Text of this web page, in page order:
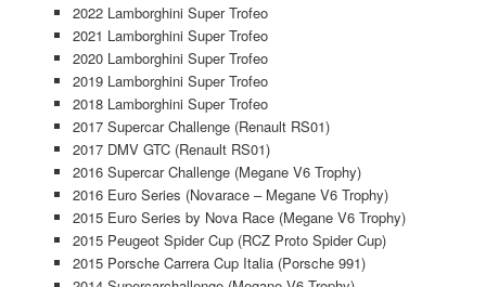
2022 Lamborghini Super Trofeo
2021 Lamborghini Super Trofeo
2020 Lamborghini Super Trofeo
2019 Lamborghini Super Trofeo
2018 Lamborghini Super Trofeo
2017 Supercar Challenge (Renault RS01)
2017 DMV GTC (Renault RS01)
2016 Supercar Challenge (Megane V6 Trophy)
2016 Euro Series (Novarace – Megane V6 Trophy)
2015 Euro Series by Nova Race (Megane V6 Trophy)
2015 Peugeot Spider Cup (RCZ Proto Spider Cup)
2015 Porsche Carrera Cup Italia (Porsche 991)